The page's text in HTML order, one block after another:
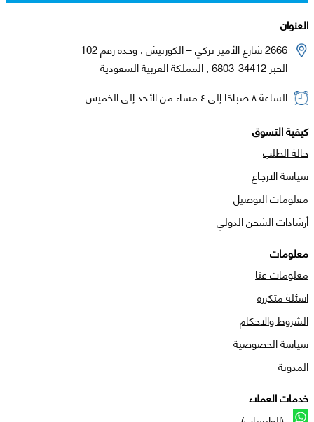
العنوان
2666 شارع الأمير تركي – الكورنيش , وحدة رقم 102
الخبر 34412-6803 , المملكة العربية السعودية
الساعة ٨ صباحًا إلى ٤ مساء من الأحد إلى الخميس
كيفية التسوق
حالة الطلب
سياسة الارجاع
معلومات التوصيل
أرشادات الشحن الدولي
معلومات
معلومات عنا
اسئلة متكرره
الشروط والاحكام
سياسة الخصوصية
المدونة
خدمات العملاء